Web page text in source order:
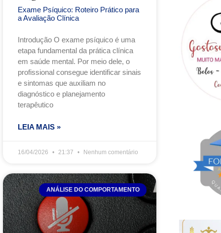
Exame Psíquico: Roteiro Prático para
a Avaliação Clínica
Introdução O exame psíquico é uma
etapa fundamental da prática clínica
em saúde mental. Por meio dele, o
profissional consegue identificar sinais
e sintomas que auxiliam no
diagnóstico e planejamento
terapêutico
LEIA MAIS »
16/04/2026 21:37 Nenhum comentário
ANÁLISE DO COMPORTAMENTO